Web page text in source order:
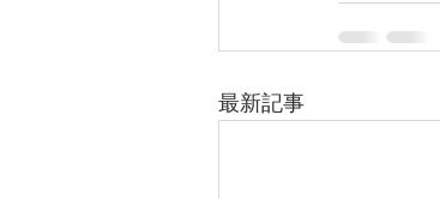
最新記事